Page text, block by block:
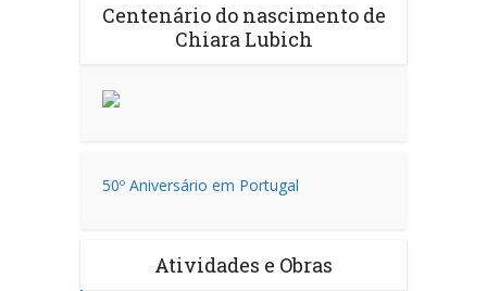
Centenário do nascimento de
Chiara Lubich
50º Aniversário em Portugal
Atividades e Obras